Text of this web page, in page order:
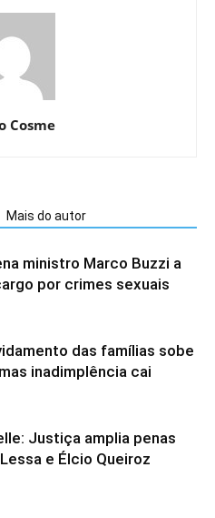
Cosme
Mais do autor
ministro Marco Buzzi a
por crimes sexuais
das famílias sobe
inadimplência cai
Justiça amplia penas
e Élcio Queiroz